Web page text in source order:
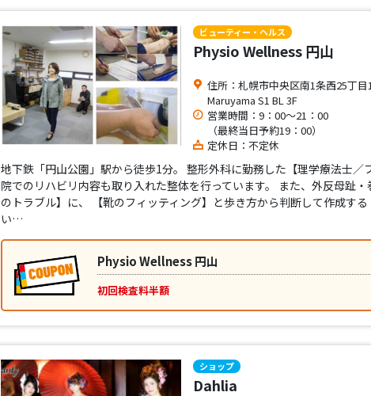
ビューティー・ヘルス
Physio Wellness 円山
住所：札幌市中央区南1条西25丁目
Maruyama S1 BL 3F
営業時間：9：00～21：00
（最終当日予約19：00）
定休日：不定休
地下鉄「円山公園」駅から徒歩1分。 整形外科に勤務した【理学療法士／
院でのリハビリ内容も取り入れた整体を行っています。 また、外反母趾
のトラブル】に、 【靴のフィッティング】と歩き方から判断して作成する
い…
Physio Wellness 円山
初回検査料半額
ショップ
Dahlia